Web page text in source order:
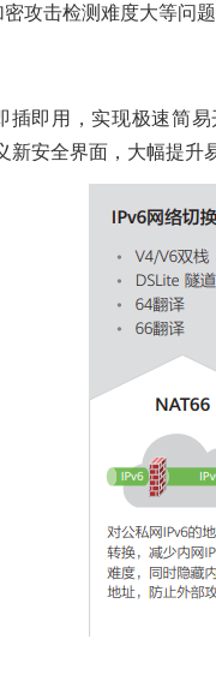
攻击检测难度大等问
插即用，实现极速简
新安全界面，大幅提升